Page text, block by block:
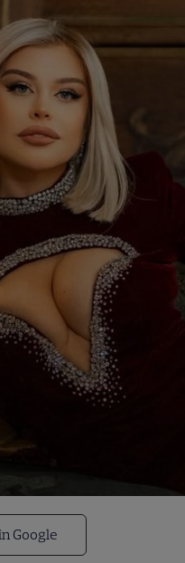
Google